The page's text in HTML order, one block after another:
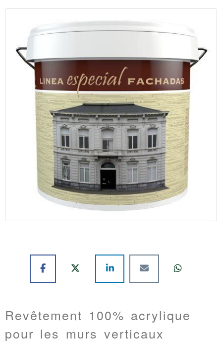
Revêtement 100% acrylique
pour les murs verticaux